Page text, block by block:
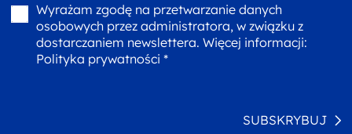
Wyrażam zgodę na przetwarzanie danych
osobowych przez administratora, w związku z
dostarczaniem newslettera. Więcej informacji:
Polityka prywatności *
SUBSKRYBUJ